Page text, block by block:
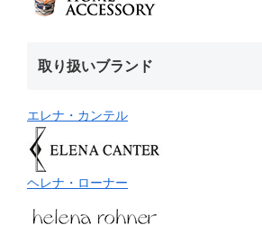
取り扱いブランド
エレナ・カンテル
ヘレナ・ローナー